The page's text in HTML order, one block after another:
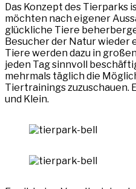
Das Konzept des Tierparks
möchten nach eigener
glückliche Tiere
Besucher der Natur wieder
Tiere werden dazu in
jeden Tag sinnvoll
mehrmals täglich die
Tiertrainings zuzuschauen.
und Klein.